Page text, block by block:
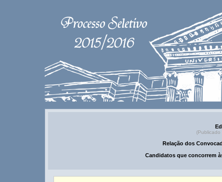
(Publicado
Relação dos
Candidatos que concorrem